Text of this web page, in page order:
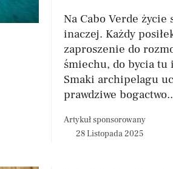
Na Cabo Verde życie
inaczej. Każdy
zaproszenie do
śmiechu, do bycia tu
Smaki archipelagu
prawdziwe
Artykuł sponsorowany
28 Listopada 2025